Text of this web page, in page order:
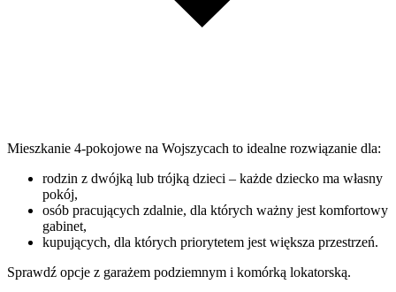
Mieszkanie 4-pokojowe na Wojszycach to idealne rozwiązanie dla:
rodzin z dwójką lub trójką dzieci – każde dziecko ma własny
pokój,
osób pracujących zdalnie, dla których ważny jest komfortowy
gabinet,
kupujących, dla których priorytetem jest większa przestrzeń.
Sprawdź opcje z garażem podziemnym i komórką lokatorską.